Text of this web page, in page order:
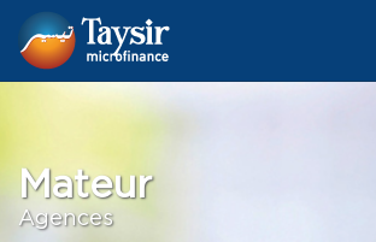
Mateur
Agences